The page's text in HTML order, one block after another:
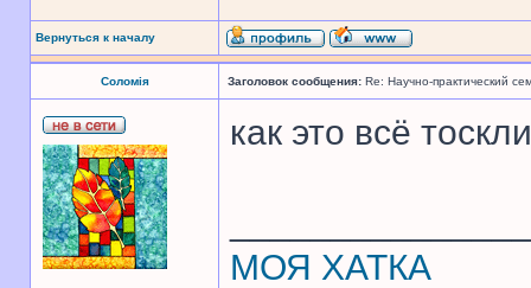
Вернуться к началу
Соломія Заголовок сообщения: Re: Научно-практический
как это всё
МОЯ ХАТКА